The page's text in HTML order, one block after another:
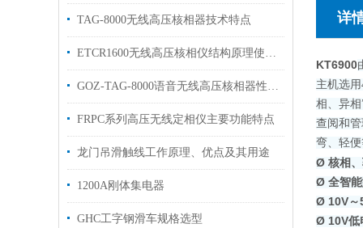
TAG-8000无线高压核相器技术特点
ETCR1600无线高压核相仪结构原理使用方法
GOZ-TAG-8000语音无线高压核相器性能技术参数
FRPC系列高压无线定相仪主要功能特点
龙门吊滑触线工作原理、优点及其用途
1200A刚体集电器
GHC工字钢滑车规格选型
详
KT6900
主机选
相、异
查阅和
弯、 轻
Ø 核相
Ø 全智
Ø 10V
Ø 10V低